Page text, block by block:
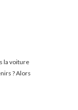
la voiture
? Alors